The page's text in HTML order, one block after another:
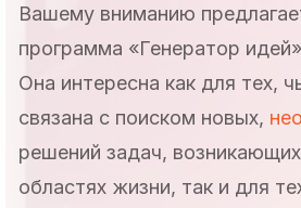
Вашему вниманию
программа «Генератор
Она интересна как для тех,
связана с поиском новых,
решений задач,
областях жизни, так и для